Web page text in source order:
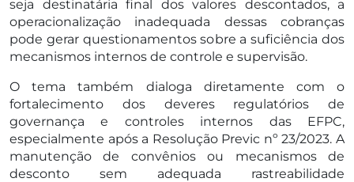
seja destinatária final dos valores descontados, a
operacionalização inadequada dessas cobranças
pode gerar questionamentos sobre a suficiência dos
mecanismos internos de controle e supervisão.
O tema também dialoga diretamente com o
fortalecimento dos deveres regulatórios de
governança e controles internos das EFPC,
especialmente após a Resolução Previc nº 23/2023. A
manutenção de convênios ou mecanismos de
desconto sem adequada rastreabilidade